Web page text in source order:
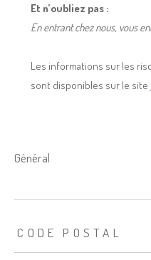
Et n’oubliez pas :
En entrant chez nous, vous
Les informations sur les
sont disponibles sur le site
général
TRAD_ZEPHYR_Caracteristique
CODE POSTAL